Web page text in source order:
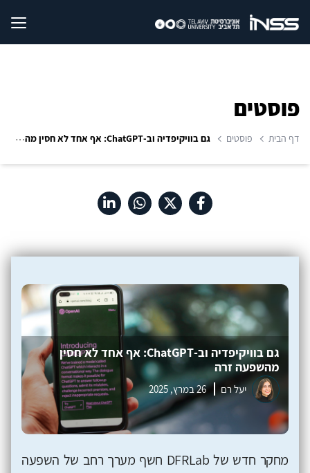
פוסטים
דף הבית פוסטים גם בוויקיפדיה וב-ChatGPT: אף אחד לא חסין מהשפעה זרה
גם בוויקיפדיה וב-ChatGPT: אף אחד לא חסין
מהשפעה זרה
יעל רם 26 במרץ, 2025
מחקר חדש של DFRLab חשף מערך רחב של השפעה